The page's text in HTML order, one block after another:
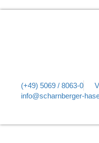
(+49) 5069 / 8063-0
info@scharnberger-